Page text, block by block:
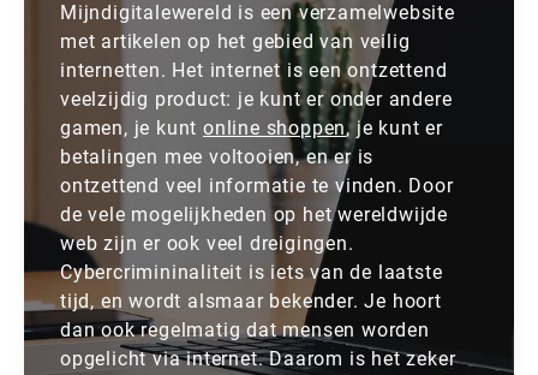
Mijndigitalewereld is een verzamelwebsite
met artikelen op het gebied van veilig
internetten. Het internet is een ontzettend
veelzijdig product: je kunt er onder andere
gamen, je kuntonline shoppen, je kunt er
betalingen mee voltooien, en er is
ontzettend veel informatie te vinden. Door
de vele mogelijkheden op het wereldwijde
web zijn er ook veel dreigingen.
Cybercrimininaliteit is iets van de laatste
tijd, en wordt alsmaar bekender. Je hoort
dan ook regelmatig dat mensen worden
opgelicht via internet. Daarom is het zeker